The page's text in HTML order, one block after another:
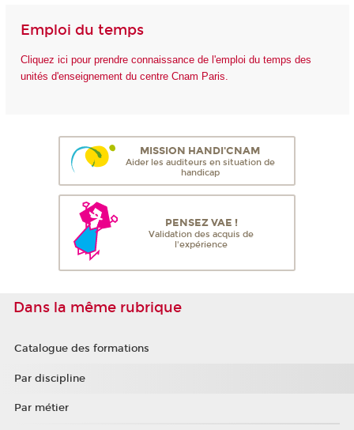
Emploi du temps
Cliquez ici pour prendre connaissance de l'emploi du temps des
unités d'enseignement du centre Cnam Paris.
MISSION HANDI'CNAM
Aider les auditeurs en situation de
handicap
PENSEZ VAE !
Validation des acquis de
l'expérience
Dans la même rubrique
Catalogue des formations
Par discipline
Par métier